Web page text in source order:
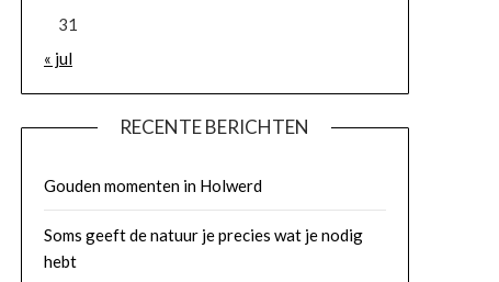
31
« jul
RECENTE BERICHTEN
Gouden momenten in Holwerd
Soms geeft de natuur je precies wat je nodig
hebt